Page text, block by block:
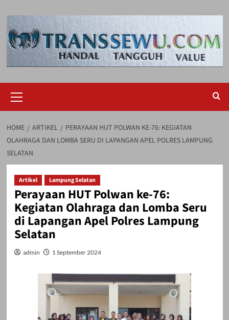
to
content
Menu
HOME ARTIKEL
PERAYAAN HUT POLWAN KE-76: KEGIATAN
OLAHRAGA DAN LOMBA SERU DI LAPANGAN APEL POLRES LAMPUNG
SELATAN
Artikel Lampung Selatan
Perayaan HUT Polwan ke-76:
Kegiatan Olahraga dan Lomba Seru
di Lapangan Apel Polres Lampung
Selatan
admin 1 September 2024